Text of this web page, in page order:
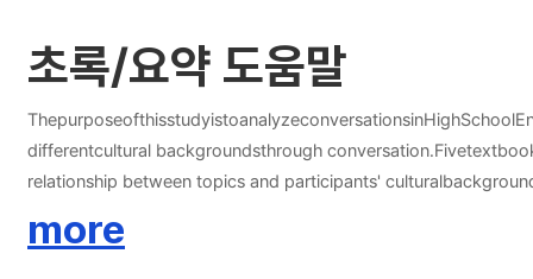
었다. 문화란의 내용과 연계성이 없는 대화문의 경우, 대부분 그 단원 전체의 주
관점에서 분석했을 때 위와 같은 결론을 얻을 수 있었으며 위의 내용을
제시되어 본문과 연결되므로, 문화 학습을 위해 본문에도 문화 소재의
내용도 함께 제시하는 것이 눈에 보이지 않는 문화의 여러 가지 이면들
셋째, 대화자들의 문화권을 목표 언어가 속한 국가에만 집중시키기보다
켜 지도할 것인지에 대해 고민하고 계획을 세운다면 학생들이 세계화에
초록/요약 도움말
differentcultural backgroundsthrough
relationship between topics and participants'
more